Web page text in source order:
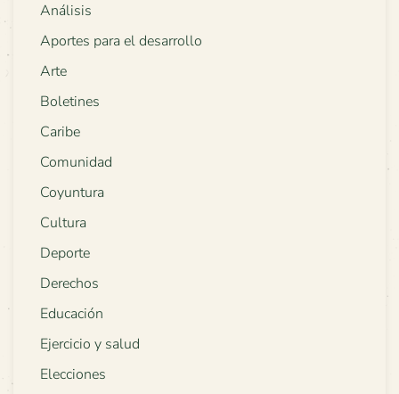
Análisis
Aportes para el desarrollo
Arte
Boletines
Caribe
Comunidad
Coyuntura
Cultura
Deporte
Derechos
Educación
Ejercicio y salud
Elecciones